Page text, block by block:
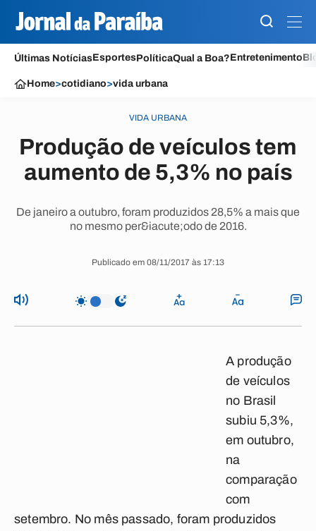
Últimas NotíciasEsportesPolíticaQual a Boa?Entretenimento
Home>cotidiano>vida urbana
VIDA URBANA
Produção de veículos tem
aumento de 5,3% no país
De janeiro a outubro, foram produzidos 28,5% a mais que
no mesmo per&iacute;odo de 2016.
Publicado em 08/11/2017 às 17:13
A produção
de veículos
no Brasil
subiu 5,3%,
em outubro,
na
comparação
com
setembro. No mês passado, foram produzidos